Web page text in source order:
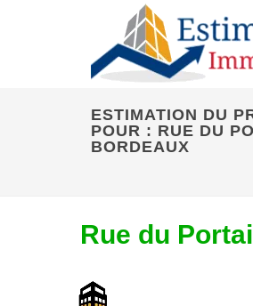
ESTIMATION DU
POUR : RUE DU
BORDEAUX
Rue du